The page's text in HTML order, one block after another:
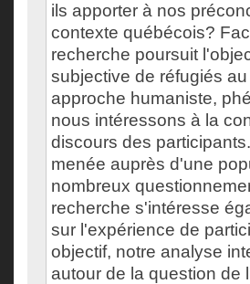
ils apporter à nos
contexte québécois?
recherche poursuit
subjective de réfugiés
approche humaniste,
nous intéressons à la
discours des
menée auprès d'une
nombreux
recherche s'intéresse
sur l'expérience de
objectif, notre analyse
autour de la question de